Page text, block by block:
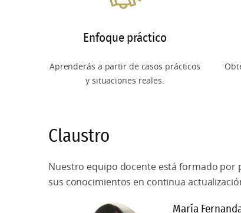
CONSULTA MÁS INFORMACIÓN
Máster Universitario en
Máster Universitario en
Máster Universitario en
Bachillerato
Enfoque práctico
Aprenderás a partir de casos prácticos
y situaciones reales.
Claustro
Nuestro equipo docente está formado
sus conocimientos en continua
María